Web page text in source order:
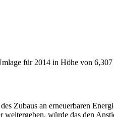
für 2014 in Höhe von
Zubaus an erneuerbaren
weitergeben, würde das den